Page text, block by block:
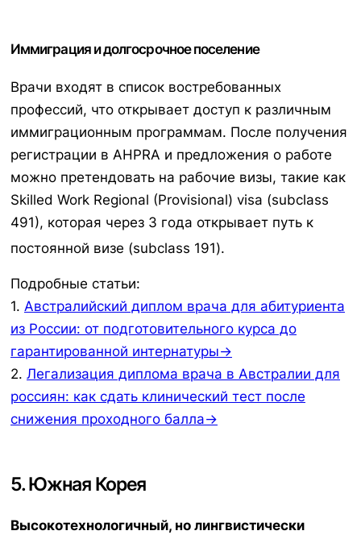
Иммиграция и долгосрочное поселение
Врачи входят в список востребованных
профессий, что открывает доступ к различным
иммиграционным программам. После получения
регистрации в AHPRA и предложения о работе
можно претендовать на рабочие визы, такие как
Skilled Work Regional (Provisional) visa (subclass
491), которая через 3 года открывает путь к
постоянной визе (subclass 191).
Подробные статьи:
1. Австралийский диплом врача для абитуриента
из России: от подготовительного курса до
гарантированной интернатуры→
2. Легализация диплома врача в Австралии для
россиян: как сдать клинический тест после
снижения проходного балла→
5. Южная Корея
Высокотехнологичный, но лингвистически